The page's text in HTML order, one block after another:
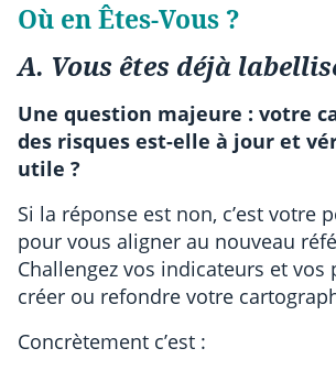
Où en Êtes-Vous ?
A. Vous êtes déjà
Une question majeure : votre
des risques est-elle à jour et
utile ?
Si la réponse est non, c’est votre
pour vous aligner au nouveau
Challengez vos indicateurs et
créer ou refondre votre
Concrètement c’est :